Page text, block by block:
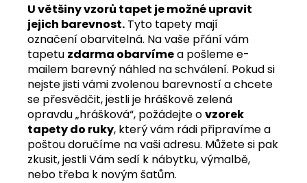
U většiny vzorů tapet je možné upravit
jejich barevnost. Tyto tapety mají
označení obarvitelná. Na vaše přání vám
tapetu zdarma obarvímea pošleme e-
mailem barevný náhled na schválení. Pokud si
nejste jisti vámi zvolenou barevností a chcete
se přesvědčit, jestli je hráškově zelená
opravdu „hrášková“, požádejte ovzorek
tapety do ruky, který vám rádi připravíme a
poštou doručíme na vaši adresu. Můžete si pak
zkusit, jestli Vám sedí k nábytku, výmalbě,
nebo třeba k novým šatům.